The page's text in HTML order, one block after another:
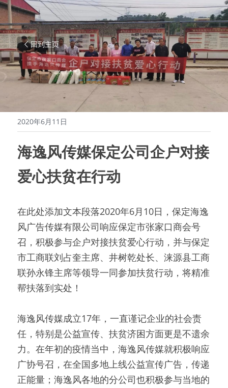
回到主页
2020年6月11日
海逸风传媒保定公司企户对接
爱心扶贫在行动
在此处添加文本段落2020年6月10日，保定海逸
风广告传媒有限公司响应保定市张家口商会号
召，积极参与企户对接扶贫爱心行动，并与保定
市工商联刘占奎主席、井树乾处长、涞源县工商
联孙永锋主席等领导一同参加扶贫行动，将精准
帮扶落到实处！
海逸风传媒成立17年，一直谨记企业的社会责
任，特别是公益宣传、扶贫济困方面更是不遗余
力。在年初的疫情当中，海逸风传媒就积极响应
广协号召，在全国多地上线公益宣传广告，传递
正能量；海逸风各地的分公司也积极参与当地的